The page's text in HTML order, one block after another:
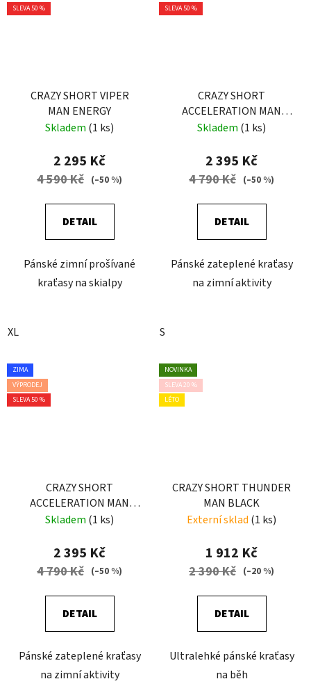
SLEVA 50 %
CRAZY SHORT VIPER
MAN ENERGY
Skladem (1 ks)
2 295 Kč
4 590 Kč (–50 %)
DETAIL
Pánské zimní prošívané
kraťasy na skialpy
XL
SLEVA 50 %
CRAZY SHORT
ACCELERATION MAN
PRINT LIGHT JEANS
Skladem (1 ks)
2 395 Kč
4 790 Kč (–50 %)
DETAIL
Pánské zateplené kraťasy
na zimní aktivity
S
ZIMA
VÝPRODEJ
SLEVA 50 %
CRAZY SHORT
ACCELERATION MAN
ENERGY
Skladem (1 ks)
2 395 Kč
4 790 Kč (–50 %)
DETAIL
Pánské zateplené kraťasy
na zimní aktivity
NOVINKA
SLEVA 20 %
LÉTO
CRAZY SHORT THUNDER
MAN BLACK
Externí sklad (1 ks)
1 912 Kč
2 390 Kč (–20 %)
DETAIL
Ultralehké pánské kraťasy
na běh